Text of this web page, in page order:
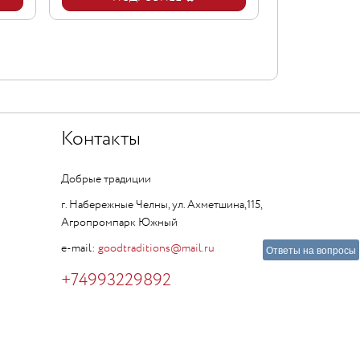
Контакты
Добрые традиции
г. Набережные Челны, ул. Ахметшина,115,
Агропромпарк Южный
e-mail: goodtraditions@mail.ru
+74993229892
Ответы на вопросы